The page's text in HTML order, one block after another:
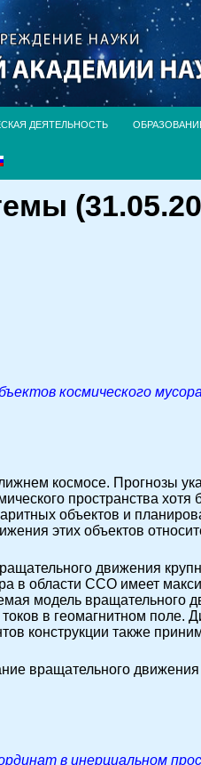
ДЕЯТЕЛЬНОСТЬ
космического
космосе. Прогнозы
пространства хотя
объектов и
этих объектов
движения
в области ССО имеет
модель вращательного
в геомагнитном поле.
конструкции также
вращательного движения
в инерциальном